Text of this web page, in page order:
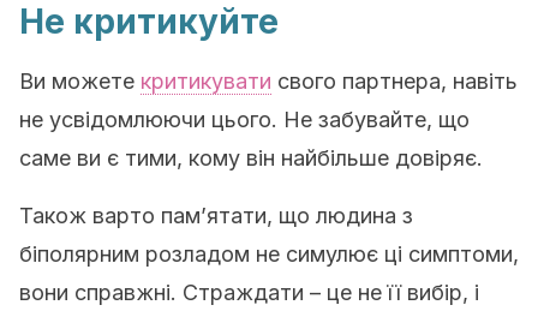
Не критикуйте
Ви можете критикувати свого партнера, навіть
не усвідомлюючи цього. Не забувайте, що
саме ви є тими, кому він найбільше довіряє.
Також варто пам’ятати, що людина з
біполярним розладом не симулює ці симптоми,
вони справжні. Страждати – це не її вибір, і